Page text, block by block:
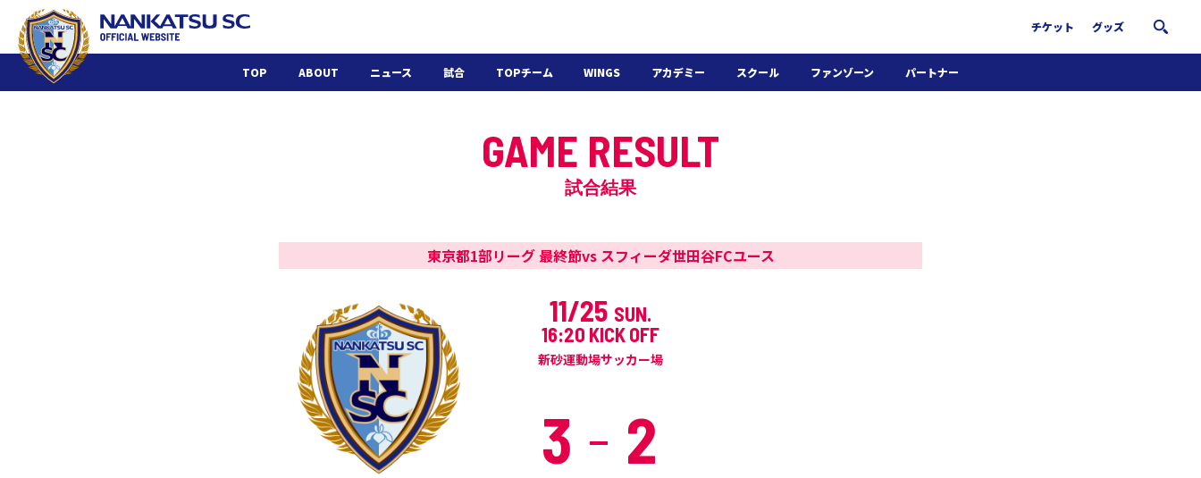
チケット グッズ
TOP ABOUT ニュース 試合 TOPチーム WINGS アカデミー
U-15
施設紹介
WINGSアカデミー
スクール ファンゾーン パートナー
GAME RESULT
試合結果
東京都1部リーグ 最終節vs スフィーダ世田谷FCユース
11/25 SUN.
16:20 KICK OFF
新砂運動場サッカー場
3 2